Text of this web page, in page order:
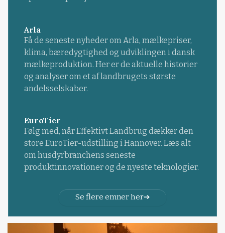
Arla
Få de seneste nyheder om Arla, mælkepriser,
klima, bæredygtighed og udviklingen i dansk
mælkeproduktion. Her er de aktuelle historier
og analyser om et af landbrugets største
andelsselskaber.
EuroTier
Følg med, når Effektivt Landbrug dækker den
store EuroTier-udstilling i Hannover. Læs alt
om husdyrbranchens seneste
produktinnovationer og de nyeste teknologier.
Se flere emner her